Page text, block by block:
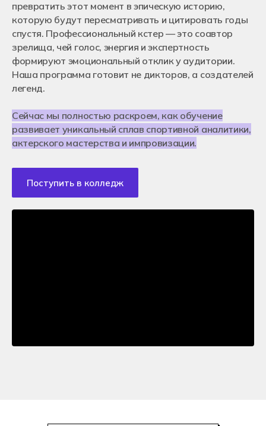
Подача документов
Очное обучение после 9-го класса
Дистанционное обучение
Энциклопедия поступления
Перевод из другого колледжа
Поступление в ВУЗ после колледжа
Истории успехов студентов
Нужна помощь в выборе специальности
Кураторы и преподаватели
Отзывы студентов
Как помочь колледжу Хекслет?
Контакты
Москва
Новосибирск
Санкт-Петербург
Екатеринбург
Краснодар
Онлайн обучение
+7 (800) 222-75-46
priem@hexly.ru
Подать заявку
Для работодателей
Франчайзинг
Вакансии в Хекслет Колледж
Оставить заявку
превратить этот момент в эпическую историю,
которую будут пересматривать и цитировать годы
спустя. Профессиональный кстер — это соавтор
зрелища, чей голос, энергия и экспертность
формируют эмоциональный отклик у аудитории.
Наша программа готовит не дикторов, а создателей
легенд.
Сейчас мы полностью раскроем, как обучение
развивает уникальный сплав спортивной аналитики,
актерского мастерства и импровизации.
Поступить в колледж